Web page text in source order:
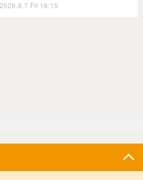
2026.8.7 Fri 16:15